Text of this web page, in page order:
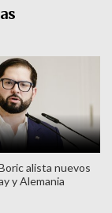
alista nuevos
y Alemania